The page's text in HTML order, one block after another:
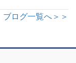
ブログ一覧へ＞＞